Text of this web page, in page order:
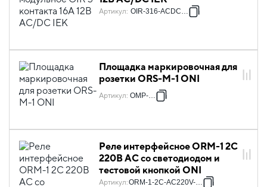
Артикул: OIR-316-ACDC12V
Площадка маркировочная для
розетки ORS-M-1 ONI
Артикул: OMP-M-1
Реле интерфейсное ORM-1 2C
220В AC со светодиодом и
тестовой кнопкой ONI
Артикул:ORM-1-2C-AC220V-L-B